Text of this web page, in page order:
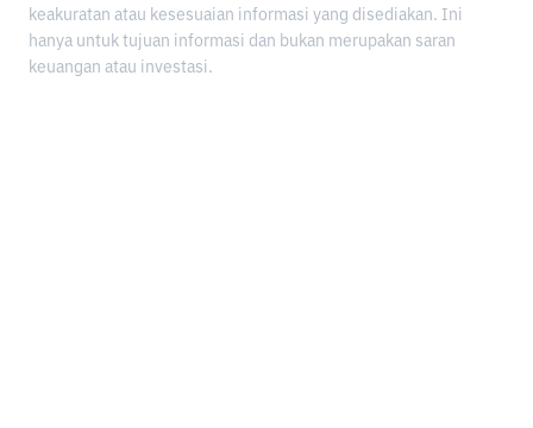
keakuratan atau kesesuaian informasi yang disediakan. Ini
hanya untuk tujuan informasi dan bukan merupakan saran
keuangan atau investasi.